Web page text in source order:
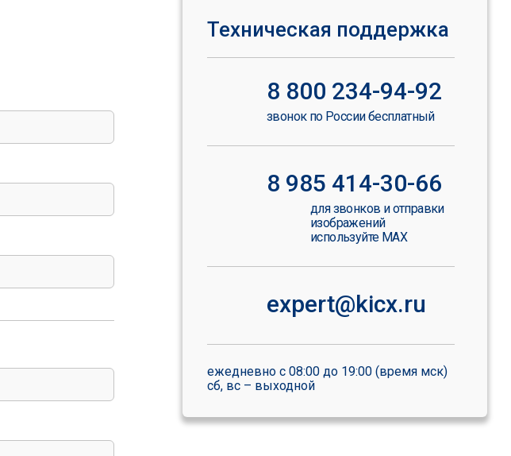
Техническая поддержка
8 800 234-94-92
звонок по России бесплатный
8 985 414-30-66
для звонков и отправки
изображений
используйте MAX
expert@kicx.ru
ежедневно с 08:00 до 19:00 (время мск)
сб, вс – выходной